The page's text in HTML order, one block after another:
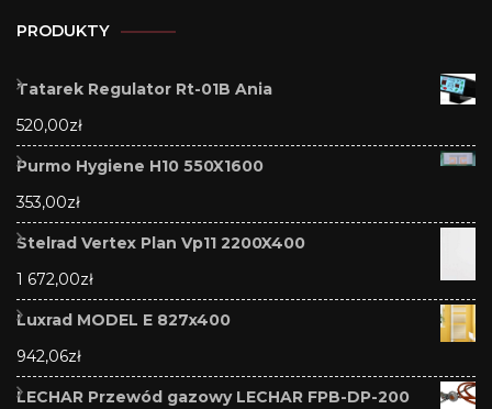
PRODUKTY
Tatarek Regulator Rt-01B Ania
520,00zł
Purmo Hygiene H10 550X1600
353,00zł
Stelrad Vertex Plan Vp11 2200X400
1 672,00zł
Luxrad MODEL E 827x400
942,06zł
LECHAR Przewód gazowy LECHAR FPB-DP-200